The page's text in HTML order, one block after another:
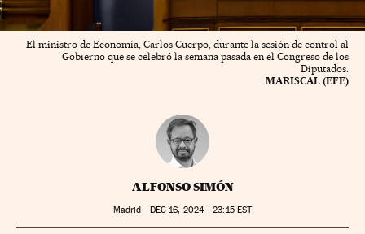
El ministro de Economía, Carlos Cuerpo, durante la sesión de control al
Gobierno que se celebró la semana pasada en el Congreso de los
Diputados.
MARISCAL (EFE)
ALFONSO SIMÓN
Madrid - DEC 16, 2024 - 23:15EST